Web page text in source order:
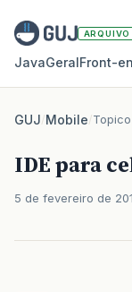
ARQUIVO
JavaGeral
GUJ/Mobile/Topico
IDE para
5 de fevereiro de